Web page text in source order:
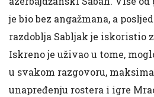
je bio bez angažmana, a
razdoblja Sabljak je iskoristio
Iskreno je uživao u tome,
u svakom razgovoru,
unapređenju rostera i igre